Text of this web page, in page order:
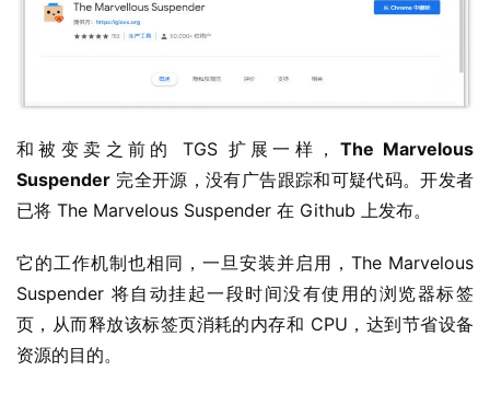
n
1
W
n
1
0
和被变卖之前的 TGS 扩展一样， The Marvelous
Suspender 完全开源，没有广告跟踪和可疑代码。开发者
已将 The Marvelous Suspender 在 Github 上发布。
它的工作机制也相同，一旦安装并启用，The Marvelous
Suspender 将自动挂起一段时间没有使用的浏览器标签
页，从而释放该标签页消耗的内存和 CPU，达到节省设备
资源的目的。